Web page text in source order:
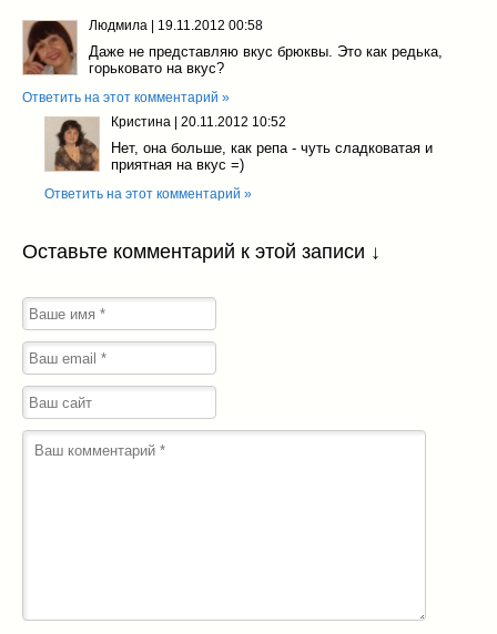
Людмила 19.11.2012 00:58
Даже не представляю вкус брюквы. Это как редька,
горьковато на вкус?
Ответить на этот комментарий »
Кристина
20.11.2012 10:52
Нет, она больше, как репа - чуть сладковатая и
приятная на вкус =)
Ответить на этот комментарий »
Оставьте комментарий к этой записи ↓